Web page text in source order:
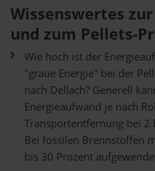
Wissenswertes
und zum Pellets-
Wie hoch ist der
"graue Energie" bei der
nach Dellach? Generell
Energieaufwand je nach
Transportentfernung bei 2
Bei fossilen Brennstoffen
bis 30 Prozent